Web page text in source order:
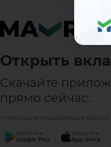
Открыть
Скачайте
прямо сейчас.
Установите приложение Mavrid
Доступно в
Google Play
Загрузите в
App Store